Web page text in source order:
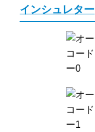
インシュレター